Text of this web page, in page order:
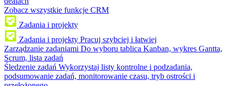
Zobacz wszystkie funkcje CRM
Zadania i projekty
Zadania i projekty Pracuj szybciej i łatwiej
Zarządzanie zadaniami Do wyboru tablica Kanban, wykres Gantta,
Scrum, lista zadań
Śledzenie zadań Wykorzystaj listy kontrolne i podzadania,
podsumowanie zadań, monitorowanie czasu, tryb ostrości i